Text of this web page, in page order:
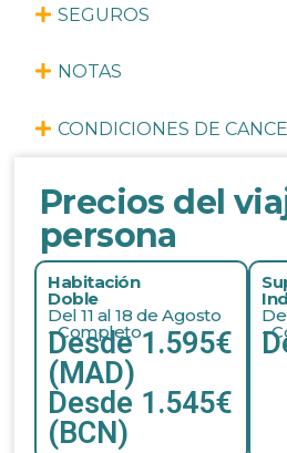
SEGUROS
NOTAS
CONDICIONES DE
Precios del
persona
Habitación
Doble
Del 11 al 18 de Agosto
- Completo
Desde 1.595€
(MAD)
Desde 1.545€
(BCN)
-